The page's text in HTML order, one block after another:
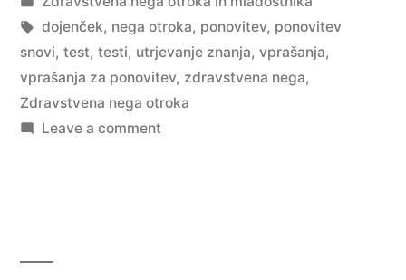
in
Tags:
dojenček, nega otroka, ponovitev, ponovitev
snovi, test, testi, utrjevanje znanja, vprašanja,
vprašanja za ponovitev, zdravstvena nega,
Zdravstvena nega otroka
Leave a commenton